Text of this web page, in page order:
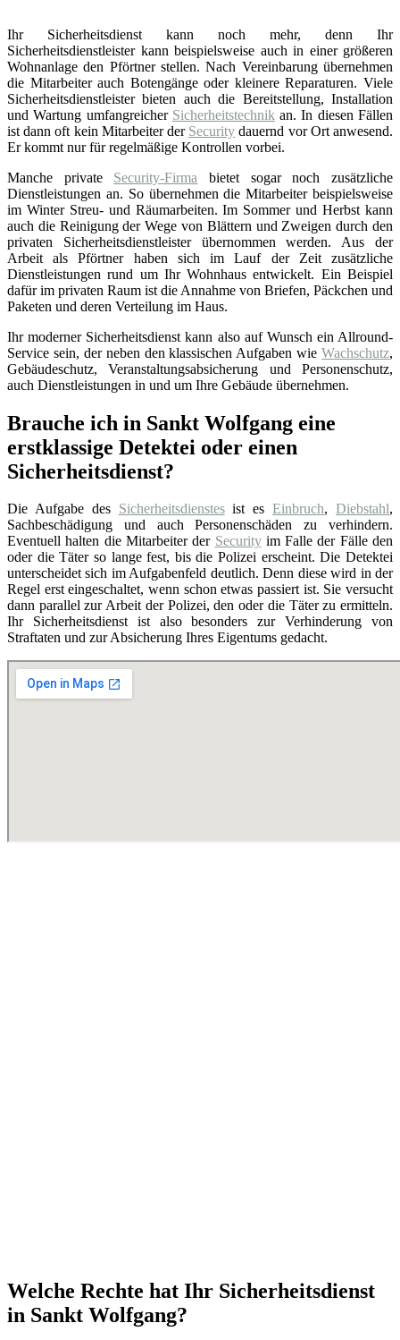
Ihr Sicherheitsdienst kann noch mehr, denn Ihr
Sicherheitsdienstleister kann beispielsweise auch in einer größeren
Wohnanlage den Pförtner stellen. Nach Vereinbarung übernehmen
die Mitarbeiter auch Botengänge oder kleinere Reparaturen. Viele
Sicherheitsdienstleister bieten auch die Bereitstellung, Installation
und Wartung umfangreicher Sicherheitstechnikan. In diesen Fällen
ist dann oft kein Mitarbeiter der Security dauernd vor Ort anwesend.
Er kommt nur für regelmäßige Kontrollen vorbei.
Manche private Security-Firma bietet sogar noch zusätzliche
Dienstleistungen an. So übernehmen die Mitarbeiter beispielsweise
im Winter Streu- und Räumarbeiten. Im Sommer und Herbst kann
auch die Reinigung der Wege von Blättern und Zweigen durch den
privaten Sicherheitsdienstleister übernommen werden. Aus der
Arbeit als Pförtner haben sich im Lauf der Zeit zusätzliche
Dienstleistungen rund um Ihr Wohnhaus entwickelt. Ein Beispiel
dafür im privaten Raum ist die Annahme von Briefen, Päckchen und
Paketen und deren Verteilung im Haus.
Ihr moderner Sicherheitsdienst kann also auf Wunsch ein Allround-
Service sein, der neben den klassischen Aufgaben wie Wachschutz,
Gebäudeschutz, Veranstaltungsabsicherung und Personenschutz,
auch Dienstleistungen in und um Ihre Gebäude übernehmen.
Brauche ich in Sankt Wolfgang eine
erstklassige Detektei oder einen
Sicherheitsdienst?
Die Aufgabe des Sicherheitsdienstesist esEinbruch,Diebstahl,
Sachbeschädigung und auch Personenschäden zu verhindern.
Eventuell halten die Mitarbeiter der Securityim Falle der Fälle den
oder die Täter so lange fest, bis die Polizei erscheint. Die Detektei
unterscheidet sich im Aufgabenfeld deutlich. Denn diese wird in der
Regel erst eingeschaltet, wenn schon etwas passiert ist. Sie versucht
dann parallel zur Arbeit der Polizei, den oder die Täter zu ermitteln.
Ihr Sicherheitsdienst ist also besonders zur Verhinderung von
Straftaten und zur Absicherung Ihres Eigentums gedacht.
Welche Rechte hat Ihr Sicherheitsdienst
in Sankt Wolfgang?